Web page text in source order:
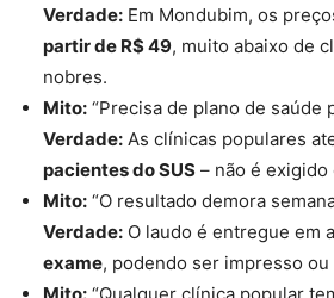
Verdade: Em Mondubim, os
partir de R$ 49, muito abaixo de
nobres.
Mito: “Precisa de plano de saúde
Verdade: As clínicas populares
pacientes do SUS – não é exigido
Mito: “O resultado demora
Verdade: O laudo é entregue em
exame, podendo ser impresso ou